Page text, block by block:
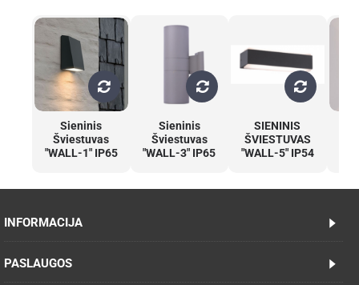
Sieninis
Šviestuvas
"WALL-1" IP65
Sieninis
Šviestuvas
"WALL-3" IP65
SIENINIS
ŠVIESTUVAS
"WALL-5" IP54
INFORMACIJA
PASLAUGOS